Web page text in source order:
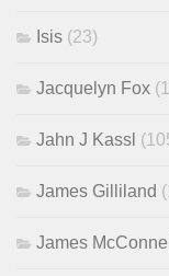
Isis (23)
Jacquelyn Fox
Jahn J Kassl
James Gilliland
James McConnell